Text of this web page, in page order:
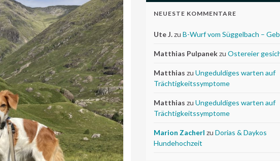
NEUESTE KOMMENTARE
Ute J.zu B-Wurf vom Süggelbach –
Matthias Pulpanekzu Ostereier
Matthias zu Ungeduldiges warten auf
Trächtigkeitssymptome
Matthias zu Ungeduldiges warten auf
Trächtigkeitssymptome
Marion Zacherl zu Dorias & Daykos
Hundehochzeit